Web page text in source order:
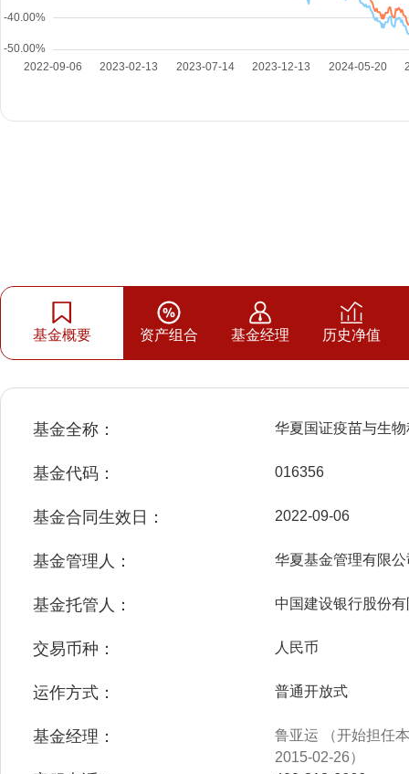
基金概要 资产组合 基金经理 历史净值
基金全称： 华夏国证疫苗与生
基金代码： 016356
基金合同生效日： 2022-09-06
基金管理人： 华夏基金管理有限公
基金托管人： 中国建设银行股份
交易币种： 人民币
运作方式： 普通开放式
基金经理：
鲁亚运 （开始担任
2015-02-26）